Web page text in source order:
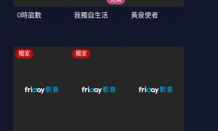
0時盜數 我獨自生活 黃泉使者
獨家 獨家